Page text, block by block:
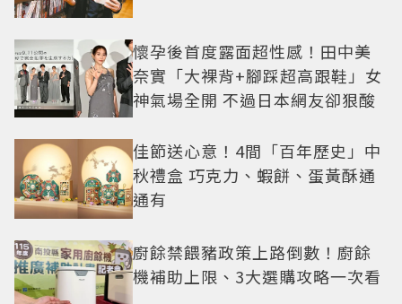
懷孕後首度露面超性感！田中美
奈實「大裸背+腳踩超高跟鞋」女
神氣場全開 不過日本網友卻狠酸
佳節送心意！4間「百年歷史」中
秋禮盒 巧克力、蝦餅、蛋黃酥通
通有
廚餘禁餵豬政策上路倒數！廚餘
機補助上限、3大選購攻略一次看